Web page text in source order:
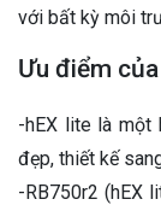
với bất kỳ môi
Ưu điểm
-hEX lite là một
đẹp, thiết kế
-RB750r2 (hEX